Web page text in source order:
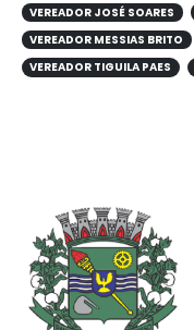
VEREADOR JOSÉ SOARES
VEREADOR MESSIAS BRITO
VEREADOR TIGUILA PAES